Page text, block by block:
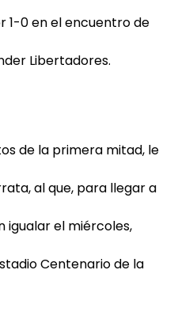
1-0 en el encuentro de
Libertadores.
de la primera mitad, le
al que, para llegar a
igualar el miércoles,
Centenario de la